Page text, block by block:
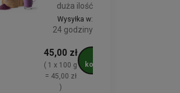
duża ilość
Wysyłka w:
24 godziny
45,00 zł
( 1 x 100 g
= 45,00 zł
)
koszyka